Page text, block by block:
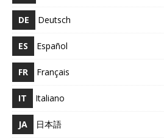
DE Deutsch
ES Español
FR Français
IT Italiano
JA 日本語